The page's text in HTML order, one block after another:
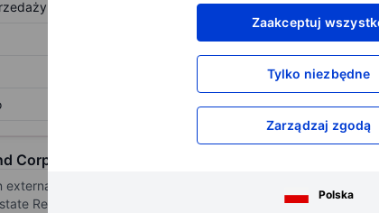
Zaakceptuj
Tylko niezbędne
Zarządzaj zgodą
Polska
XXXXXXX
XXXXXXX
XXXXXXX
XXXXXXX
Otwórz kontoaby uzyskać
Corp.
externally-managed, agricultural REIT. It is mainly in the
Rental Operations. It is focused on the ownership of